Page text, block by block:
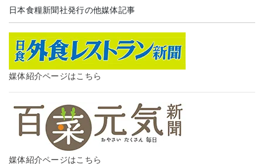
日本食糧新聞社発行の他媒体記事
媒体紹介ページはこちら
媒体紹介ページはこちら